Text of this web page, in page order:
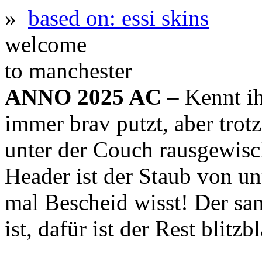
» based on: essi skins
welcome
to manchester
ANNO 2025 AC – Kennt
immer brav putzt, aber
unter der Couch
Header ist der Staub von
mal Bescheid wisst! Der
ist, dafür ist der Rest